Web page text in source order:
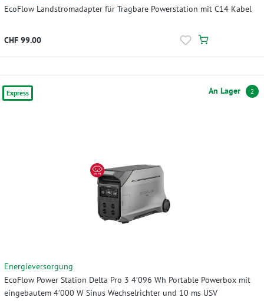
EcoFlow Landstromadapter für Tragbare Powerstation mit C14 Kabel
CHF 99.00
Express An Lager 2
Energieversorgung
EcoFlow Power Station Delta Pro 3 4’096 Wh Portable Powerbox mit
eingebautem 4’000 W Sinus Wechselrichter und 10 ms USV